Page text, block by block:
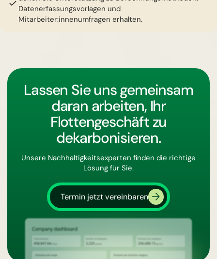
Datenerfassungsvorlagen und
Mitarbeiter:innenumfragen erhalten.
Lassen Sie uns gemeinsam
daran arbeiten, Ihr
Flottengeschäft zu
dekarbonisieren.
Unsere Nachhaltigkeitsexperten finden die richtige
Lösung für Sie.
Termin jetzt vereinbaren